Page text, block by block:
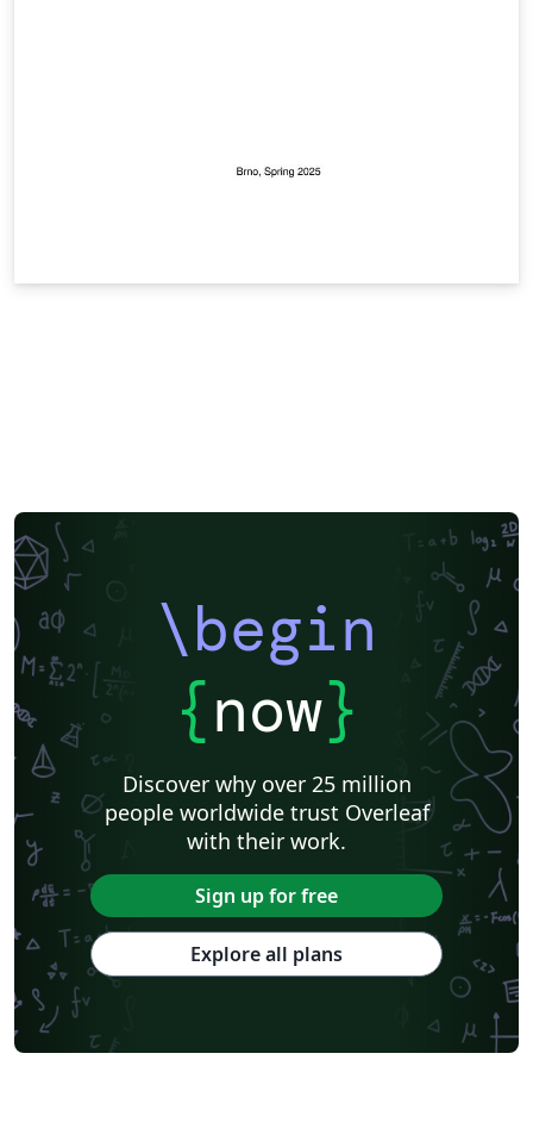
\begin
{now}
Discover why over 25 million
people worldwide trust Overleaf
with their work.
Sign up for free
Explore all plans